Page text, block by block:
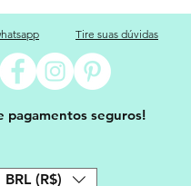
Tire suas dúvidas
pagamentos seguros!
BRL (R$)